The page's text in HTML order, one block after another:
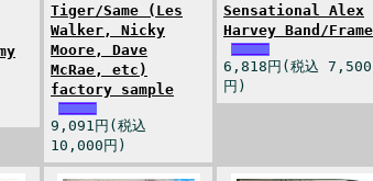
Tiger/Same (Les
Walker, Nicky
Moore, Dave
McRae, etc)
factory sample
9,091円(税込
10,000円)
Sensational Alex
Harvey Band/
6,818円(税込 7,500
円)